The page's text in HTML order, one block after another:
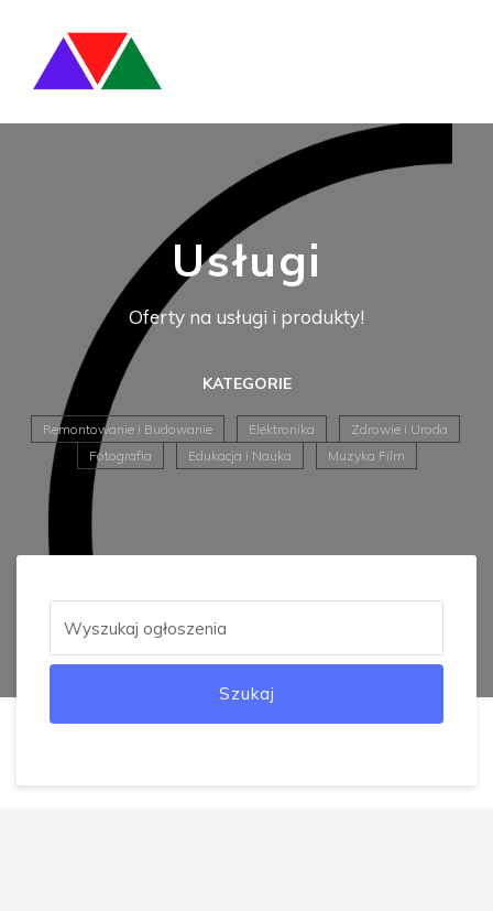
Usługi
Oferty na usługi i produkty!
KATEGORIE
Remontowanie i Budowanie Elektronika
Zdrowie i Uroda
Fotografia
Edukacja i Nauka Muzyka Film
Szukaj